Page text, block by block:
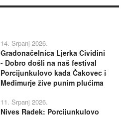
14. Srpanj 2026.
Gradonačelnica Ljerka Cividini
- Dobro došli na naš festival
Porcijunkulovo kada Čakovec i
Međimurje žive punim plućima
11. Srpanj 2026.
Nives Radek: Porcijunkulovo